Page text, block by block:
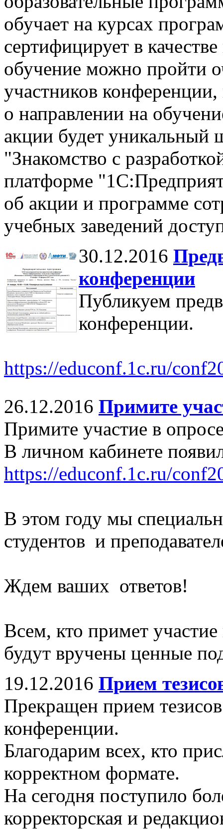
обучает на курсах
сертифицирует в
обучение можно пройти
участников конференции,
о направлении на
акции будет уникальный
"Знакомство с
платформе
об акции и программе
учебных заведений
30.12.2016
конференции
Публикуем
конференции.
https://educonf.1c.ru/
26.12.2016 Примите
Примите участие в
В личном кабинете
https://educonf.1c.ru/
В этом году мы
студентов и
Ждем ваших ответов!
Всем, кто примет
будут вручены ценные
19.12.2016 Прием
Прекращен прием
конференции.
Благодарим всех, кто
корректном формате.
На сегодня поступило
корректорская и